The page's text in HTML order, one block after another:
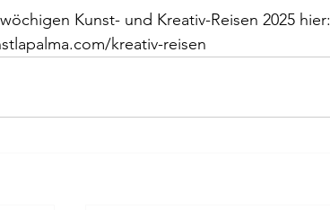
Kunst- und Kreativ-Reisen 2025 hier:
kreativ-reisen